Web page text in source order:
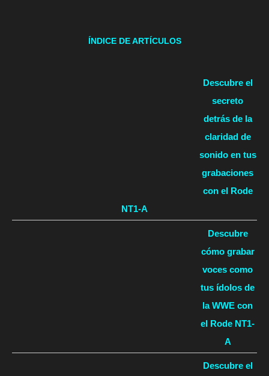
ÍNDICE DE ARTÍCULOS
Descubre el
secreto
detrás de la
claridad de
sonido en tus
grabaciones
con el Rode
NT1-A
Descubre
cómo grabar
voces como
tus ídolos de
la WWE con
el Rode NT1-
A
Descubre el